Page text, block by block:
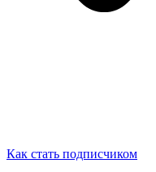
Как стать подписчиком